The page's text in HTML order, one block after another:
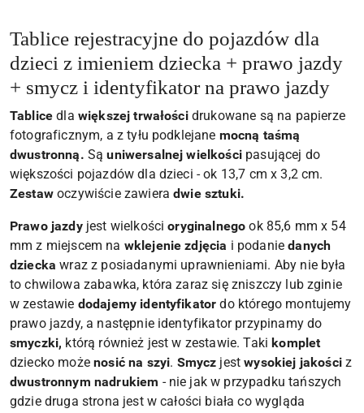
Tablice rejestracyjne do pojazdów dla
dzieci z imieniem dziecka + prawo jazdy
+ smycz i identyfikator na prawo jazdy
Tablice dla większej trwałościdrukowane są na papierze
fotograficznym, a z tyłu podklejane mocną taśmą
dwustronną. Sąuniwersalnej wielkościpasującej do
większości pojazdów dla dzieci - ok 13,7 cm x 3,2 cm.
Zestawoczywiście zawieradwie sztuki.
Prawo jazdyjest wielkościoryginalnego ok 85,6 mm x 54
mm z miejscem na wklejenie zdjęcia i podaniedanych
dziecka wraz z posiadanymi uprawnieniami. Aby nie była
to chwilowa zabawka, która zaraz się zniszczy lub zginie
w zestawie dodajemy identyfikator do którego montujemy
prawo jazdy, a następnie identyfikator przypinamy do
smyczki, którą również jest w zestawie. Takikomplet
dziecko możenosić na szyi. Smycz jestwysokiej jakościz
dwustronnym nadrukiem - nie jak w przypadku tańszych
gdzie druga strona jest w całości biała co wygląda